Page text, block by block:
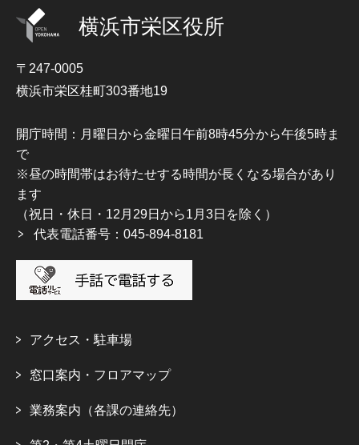
横浜市栄区役所
〒247-0005
横浜市栄区桂町303番地19
開庁時間：月曜日から金曜日午前8時45分から午後5時ま
で
※昼の時間帯はお待たせする時間が長くなる場合があり
ます
（祝日・休日・12月29日から1月3日を除く）
代表電話番号：045-894-8181
アクセス・駐車場
窓口案内・フロアマップ
業務案内（各課の連絡先）